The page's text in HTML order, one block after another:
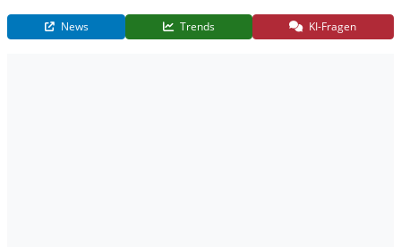
News Trends KI-Fragen